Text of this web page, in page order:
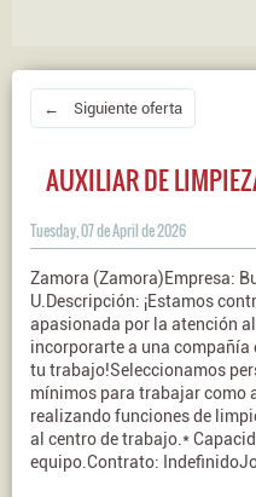
← Siguiente oferta
AUXILIAR DE
Tuesday, 07 de April de 2026
Zamora (Zamora)Empresa:
U.Descripción: ¡Estamos
apasionada por la atención
incorporarte a una compañía
tu trabajo!Seleccionamos
mínimos para trabajar como
realizando funciones de
al centro de trabajo.*
equipo.Contrato: